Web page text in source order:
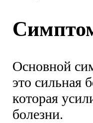
Основной
это сильная
которая
болезни.